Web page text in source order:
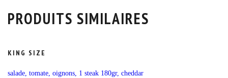
PRODUITS SIMILAIRES
KING SIZE
salade, tomate, oignons, 1 steak 180gr, cheddar